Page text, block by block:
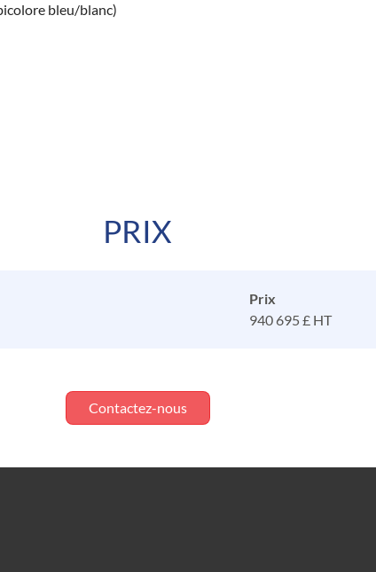
bleu/blanc)
PRIX
Prix
940 695 £ HT
Contactez-nous